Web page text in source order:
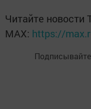
Читайте новости
MАХ: https://